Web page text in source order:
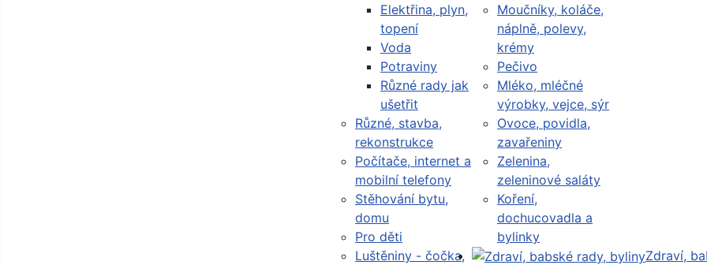
Elektřina, plyn,
topení
Voda
Potraviny
Různé rady jak
ušetřit
Různé, stavba,
rekonstrukce
Počítače, internet a
mobilní telefony
Stěhování bytu,
domu
Pro děti
Moučníky, koláče,
náplně, polevy,
krémy
Pečivo
Mléko, mléčné
výrobky, vejce, sýr
Ovoce, povidla,
zavařeniny
Zelenina,
zeleninové saláty
Koření,
dochucovadla a
bylinky
Luštěniny - čočka,
Zdraví,